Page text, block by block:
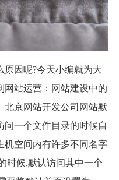
原因呢?今天小编就为大
网站运营：网站建设中的
北京网站开发公司网站默
问一个文件目录的时候自
机空间内有许多不同名字
时候,默认访问其中一个